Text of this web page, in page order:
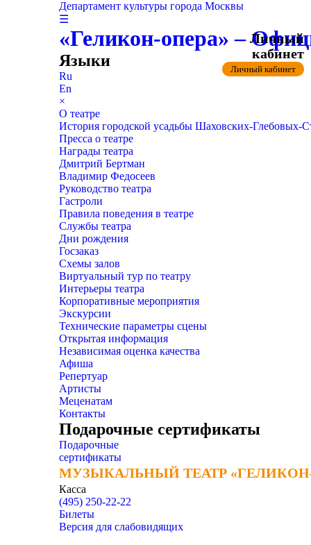
Департамент культуры города Москвы
☰
«Геликон-опера» –
Языки
Ru
En
×
О театре
История городской усадьбы Шаховских-
Пресса о театре
Награды театра
Дмитрий Бертман
Владимир Федосеев
Руководство театра
Гастроли
Правила поведения в театре
Службы театра
Дни рождения
Госзаказ
Схемы залов
Виртуальный тур по театру
Интерьеры театра
Корпоративные мероприятия
Экскурсии
Технические параметры сцены
Открытая информация
Независимая оценка качества
Афиша
Репертуар
Артисты
Меценатам
Контакты
Подарочные сертификаты
Подарочные
сертификаты
МУЗЫКАЛЬНЫЙ ТЕАТР
МУЗЫКАЛЬНЫЙ ТЕАТР
Касса
(495) 250-22-22
Личный
кабинет
Личный кабинет
Билеты
Версия для слабовидящих